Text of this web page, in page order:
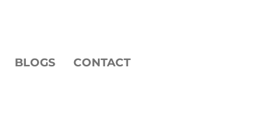
BLOGS CONTACT